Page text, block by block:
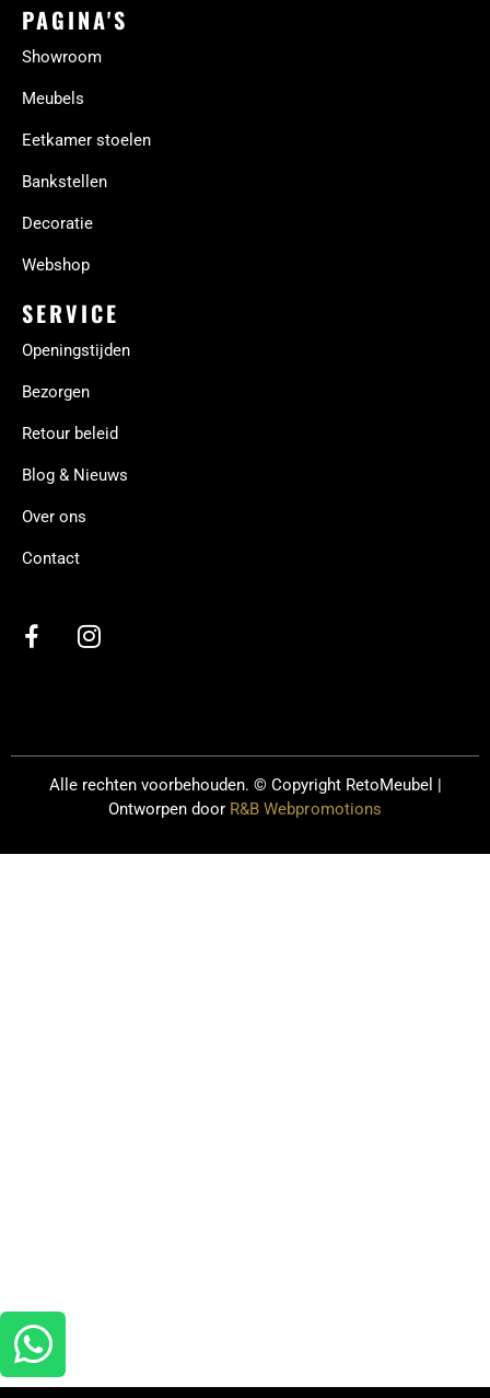
PAGINA'S
Showroom
Meubels
Eetkamer stoelen
Bankstellen
Decoratie
Webshop
SERVICE
Openingstijden
Bezorgen
Retour beleid
Blog & Nieuws
Over ons
Contact
Alle rechten voorbehouden. © Copyright RetoMeubel |
Ontworpen door R&B Webpromotions